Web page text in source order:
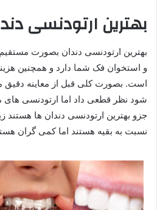
بهترین ارتودنسی
بهترین ارتودنسی دندان بصورت
و استخوان فک شما دارد و همچنین
است. بصورت کلی قبل از معاینه
شود نظر قطعی داد اما ارتودنسی های
جزو بهترین ارتودنسی دندان ها هستند
نسبت به بقیه هستند اما کمی گران